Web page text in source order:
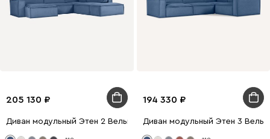
205 130
Диван модульный Этен 2 Вельвет Синий
194 330
Диван модульный Этен 3